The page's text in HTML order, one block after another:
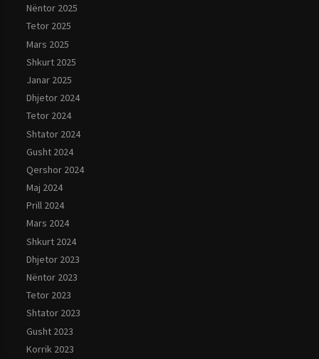
Nëntor 2025
Tetor 2025
Mars 2025
Shkurt 2025
Janar 2025
Dhjetor 2024
Tetor 2024
Shtator 2024
Gusht 2024
Qershor 2024
Maj 2024
Prill 2024
Mars 2024
Shkurt 2024
Dhjetor 2023
Nëntor 2023
Tetor 2023
Shtator 2023
Gusht 2023
Korrik 2023